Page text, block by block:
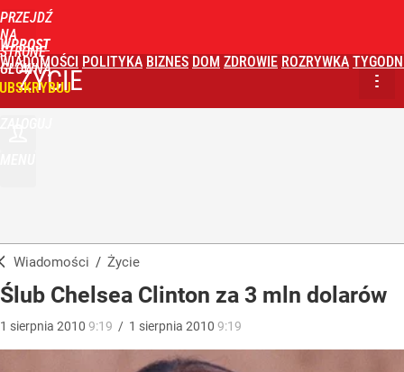
PRZEJDŹ
NA
STRONĘ
GŁÓWNĄ
WPROST
WIADOMOŚCI POLITYKA BIZNES DOM ZDROWIE ROZRYWKA
ŻYCIE
Wiadomości / Życie
Ślub Chelsea Clinton za 3 mln dolarów
1 sierpnia 2010 9:19 / 1 sierpnia 2010 9:19